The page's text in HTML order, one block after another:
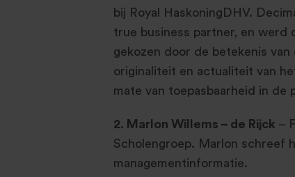
bij Royal HaskoningDHV.
true business partner, en werd
gekozen door de betekenis
originaliteit en actualiteit van
mate van toepasbaarheid in de
2. Marlon Willems – de Rijck –
Scholengroep. Marlon schreef
managementinformatie.